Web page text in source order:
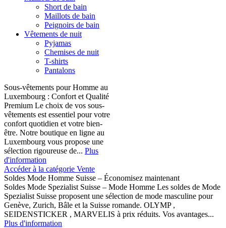
Short de bain
Maillots de bain
Peignoirs de bain
Vêtements de nuit
Pyjamas
Chemises de nuit
T-shirts
Pantalons
Sous-vêtements pour Homme au
Luxembourg : Confort et Qualité
Premium Le choix de vos sous-
vêtements est essentiel pour votre
confort quotidien et votre bien-
être. Notre boutique en ligne au
Luxembourg vous propose une
sélection rigoureuse de... Plus
d'information
Accéder à la catégorie Vente
Soldes Mode Homme Suisse – Économisez maintenant
Soldes Mode Spezialist Suisse – Mode Homme Les soldes de Mode
Spezialist Suisse proposent une sélection de mode masculine pour
Genève, Zurich, Bâle et la Suisse romande. OLYMP ,
SEIDENSTICKER , MARVELIS à prix réduits. Vos avantages...
Plus d'information